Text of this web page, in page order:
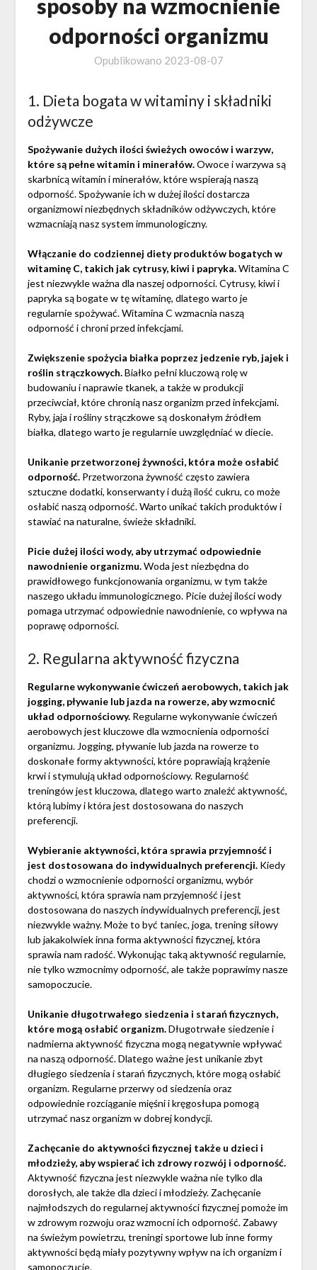
sposoby na wzmocnienie
odporności organizmu
Opublikowano 2023-08-07
1. Dieta bogata w witaminy i składniki
odżywcze
Spożywanie dużych ilości świeżych owoców i warzyw,
które są pełne witamin i minerałów.Owoce i warzywa są
skarbnicą witamin i minerałów, które wspierają naszą
odporność. Spożywanie ich w dużej ilości dostarcza
organizmowi niezbędnych składników odżywczych, które
wzmacniają nasz system immunologiczny.
Włączanie do codziennej diety produktów bogatych w
witaminę C, takich jak cytrusy, kiwi i papryka.Witamina C
jest niezwykle ważna dla naszej odporności. Cytrusy, kiwi i
papryka są bogate w tę witaminę, dlatego warto je
regularnie spożywać. Witamina C wzmacnia naszą
odporność i chroni przed infekcjami.
Zwiększenie spożycia białka poprzez jedzenie ryb, jajek i
roślin strączkowych.Białko pełni kluczową rolę w
budowaniu i naprawie tkanek, a także w produkcji
przeciwciał, które chronią nasz organizm przed infekcjami.
Ryby, jaja i rośliny strączkowe są doskonałym źródłem
białka, dlatego warto je regularnie uwzględniać w diecie.
Unikanie przetworzonej żywności, która może osłabić
odporność.Przetworzona żywność często zawiera
sztuczne dodatki, konserwanty i dużą ilość cukru, co może
osłabić naszą odporność. Warto unikać takich produktów i
stawiać na naturalne, świeże składniki.
Picie dużej ilości wody, aby utrzymać odpowiednie
nawodnienie organizmu.Woda jest niezbędna do
prawidłowego funkcjonowania organizmu, w tym także
naszego układu immunologicznego. Picie dużej ilości wody
pomaga utrzymać odpowiednie nawodnienie, co wpływa na
poprawę odporności.
2. Regularna aktywność fizyczna
Regularne wykonywanie ćwiczeń aerobowych, takich jak
jogging, pływanie lub jazda na rowerze, aby wzmocnić
układ odpornościowy.Regularne wykonywanie ćwiczeń
aerobowych jest kluczowe dla wzmocnienia odporności
organizmu. Jogging, pływanie lub jazda na rowerze to
doskonałe formy aktywności, które poprawiają krążenie
krwi i stymulują układ odpornościowy. Regularność
treningów jest kluczowa, dlatego warto znaleźć aktywność,
którą lubimy i która jest dostosowana do naszych
preferencji.
Wybieranie aktywności, która sprawia przyjemność i
jest dostosowana do indywidualnych preferencji.Kiedy
chodzi o wzmocnienie odporności organizmu, wybór
aktywności, która sprawia nam przyjemność i jest
dostosowana do naszych indywidualnych preferencji, jest
niezwykle ważny. Może to być taniec, joga, trening siłowy
lub jakakolwiek inna forma aktywności fizycznej, która
sprawia nam radość. Wykonując taką aktywność regularnie,
nie tylko wzmocnimy odporność, ale także poprawimy nasze
samopoczucie.
Unikanie długotrwałego siedzenia i starań fizycznych,
które mogą osłabić organizm.Długotrwałe siedzenie i
nadmierna aktywność fizyczna mogą negatywnie wpływać
na naszą odporność. Dlatego ważne jest unikanie zbyt
długiego siedzenia i starań fizycznych, które mogą osłabić
organizm. Regularne przerwy od siedzenia oraz
odpowiednie rozciąganie mięśni i kręgosłupa pomogą
utrzymać nasz organizm w dobrej kondycji.
Zachęcanie do aktywności fizycznej także u dzieci i
młodzieży, aby wspierać ich zdrowy rozwój i odporność.
Aktywność fizyczna jest niezwykle ważna nie tylko dla
dorosłych, ale także dla dzieci i młodzieży. Zachęcanie
najmłodszych do regularnej aktywności fizycznej pomoże im
w zdrowym rozwoju oraz wzmocni ich odporność. Zabawy
na świeżym powietrzu, treningi sportowe lub inne formy
aktywności będą miały pozytywny wpływ na ich organizm i
samopoczucie.